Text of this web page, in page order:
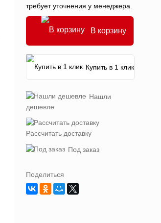
требует уточнения у менеджера.
В корзину
Купить в 1 клик
Нашли
дешевле
Рассчитать доставку
Под заказ
Поделиться